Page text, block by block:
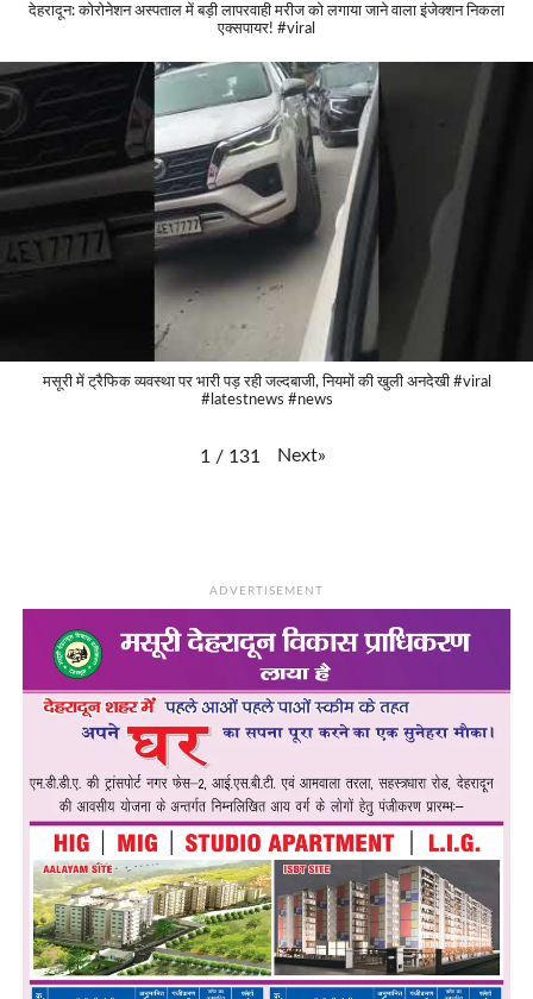
देहरादून: कोरोनेशन अस्पताल में बड़ी लापरवाही मरीज को लगाया जाने वाला इंजेक्शन निकला
एक्सपायर! #viral
मसूरी में ट्रैफिक व्यवस्था पर भारी पड़ रही जल्दबाजी, नियमों की खुली अनदेखी #viral
#latestnews #news
1 / 131 Next»
ADVERTISEMENT